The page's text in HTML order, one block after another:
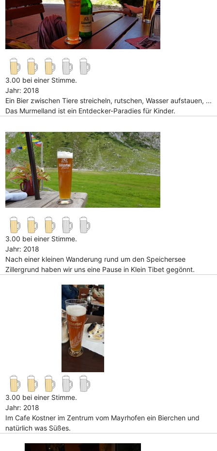
3.00 bei einer Stimme.
Jahr: 2018
Ein Bier zwischen Tiere streicheln, rutschen, Wasser aufstauen, ...
Das Murmelland ist ein Entdecker-Paradies für Kinder.
3.00 bei einer Stimme.
Jahr: 2018
Nach einer kleinen Wanderung rund um den Speichersee
Zillergrund haben wir uns eine Pause in Klein Tibet gegönnt.
3.00 bei einer Stimme.
Jahr: 2018
Im Cafe Kostner im Zentrum vom Mayrhofen ein Bierchen und
natürlich was Süßes.